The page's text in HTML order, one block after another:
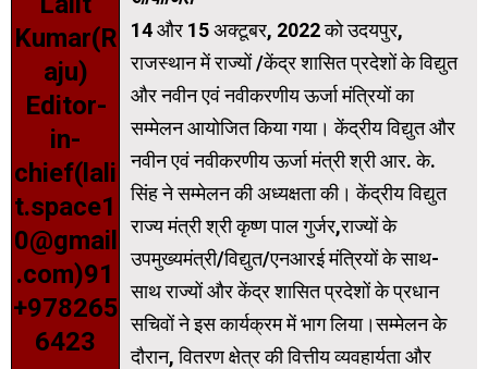
Kumar(R
aju)
Editor-
in-
chief(lali
t.space1
0@gmail
.com)91
+978265
6423
14 और 15 अक्टूबर, 2022 को उदयपुर,
राजस्थान में राज्यों /केंद्र शासित प्रदेशों के विद्युत
और नवीन एवं नवीकरणीय ऊर्जा मंत्रियों का
सम्मेलन आयोजित किया गया। केंद्रीय विद्युत और
नवीन एवं नवीकरणीय ऊर्जा मंत्री श्री आर. के.
सिंह ने सम्मेलन की अध्यक्षता की। केंद्रीय विद्युत
राज्य मंत्री श्री कृष्ण पाल गुर्जर,राज्यों के
उपमुख्यमंत्री/विद्युत/एनआरई मंत्रियों के साथ-
साथ राज्यों और केंद्र शासित प्रदेशों के प्रधान
सचिवों ने इस कार्यक्रम में भाग लिया।सम्मेलन के
दौरान, वितरण क्षेत्र की वित्तीय व्यवहार्यता और